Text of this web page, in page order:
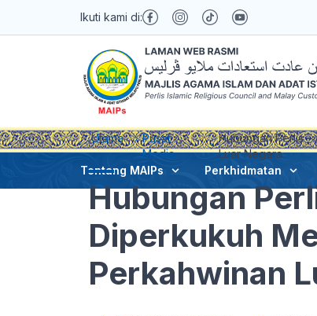
Ikuti kami di:
Tentang MAIPs Perkhidmatan
Utama
Pusat
Media
Hubungan Perlis –
Luar Negara
Hubungan
Diperkukuh
Perkahwinan